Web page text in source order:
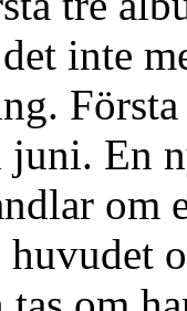
inte
En
om